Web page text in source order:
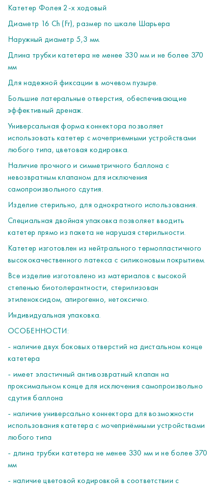
самопроизвольного сдутия.
Специальная двойная упаковка позволяет вводить
катетер прямо из пакета не нарушая стерильности.
Катетер изготовлен из нейтрального термопластичного
высококачественного латекса с силиконовым покрытием.
степенью биотолерантности, стерилизован
этиленоксидом, апирогенно, нетоксично.
Индивидуальная упаковка.
ОСОБЕННОСТИ:
- наличие двух боковых отверстий на дистальном конце
катетера
проксимальном конце для исключения самопроизвольно
сдутия баллона
- наличие универсально коннектора для возможности
использования катетера с мочеприёмными устройствами
любого типа
- длина трубки катетера не менее 330 мм и не более 370
- наличие цветовой кодировкой в соответствии с
медицинским стандартом ISO 6009.
Катетер Фолея 2-х ходовый
Диаметр 16 Сh (Fr), размер по шкале Шарьера
Наружный диаметр 5,3 мм.
Длина трубки катетера не менее 330 мм и не более 370
мм
Для надежной фиксации в мочевом пузыре.
Большие латеральные отверстия, обеспечивающие
эффективный дренаж.
Универсальная форма коннектора позволяет
использовать катетер с мочеприемными устройствами
любого типа, цветовая кодировка.
Наличие прочного и симметричного баллона с
невозвратным клапаном для исключения
самопроизвольного сдутия.
Изделие стерильно, для однократного использования.
Специальная двойная упаковка позволяет вводить
катетер прямо из пакета не нарушая стерильности.
Катетер изготовлен из нейтрального термопластичного
высококачественного латекса с силиконовым покрытием.
Все изделие изготовлено из материалов с высокой
степенью биотолерантности, стерилизован
этиленоксидом, апирогенно, нетоксично.
Индивидуальная упаковка.
ОСОБЕННОСТИ:
- наличие двух боковых отверстий на дистальном конце
катетера
- имеет эластичный антивозвратный клапан на
проксимальном конце для исключения самопроизвольно
сдутия баллона
- наличие универсально коннектора для возможности
использования катетера с мочеприёмными устройствами
любого типа
- длина трубки катетера не менее 330 мм и не более 370
мм
- наличие цветовой кодировкой в соответствии с